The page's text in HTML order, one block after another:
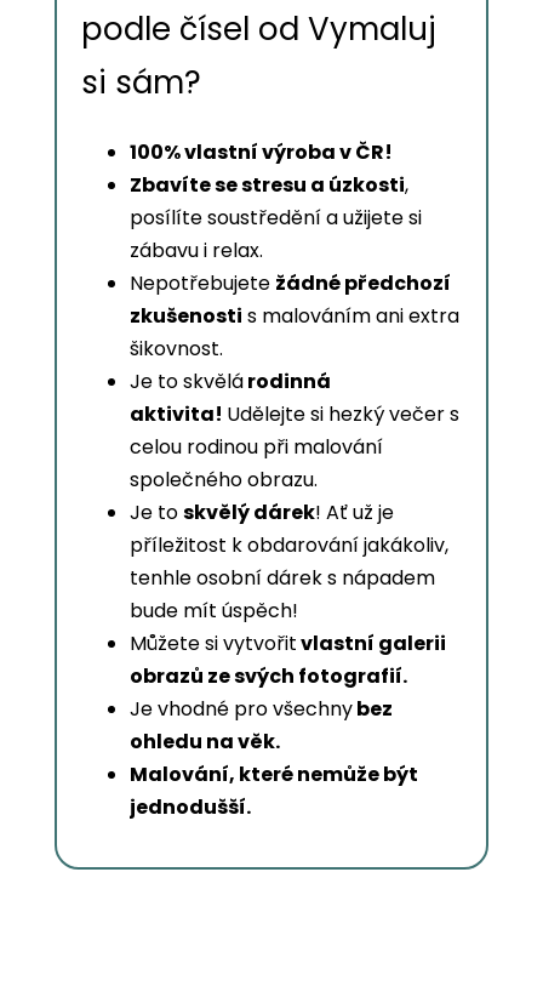
podle čísel od Vymaluj
si sám?
100% vlastní výroba v ČR!
Zbavíte se stresu a úzkosti,
posílíte soustředění a užijete si
zábavu i relax.
Nepotřebujete žádné předchozí
zkušenosti s malováním ani extra
šikovnost.
Je to skvělárodinná
aktivita! Udělejte si hezký večer s
celou rodinou při malování
společného obrazu.
Je toskvělý dárek! Ať už je
příležitost k obdarování jakákoliv,
tenhle osobní dárek s nápadem
bude mít úspěch!
Můžete si vytvořitvlastní galerii
obrazů ze svých fotografií.
Je vhodné pro všechnybez
ohledu na věk.
Malování, které nemůže být
jednodušší.